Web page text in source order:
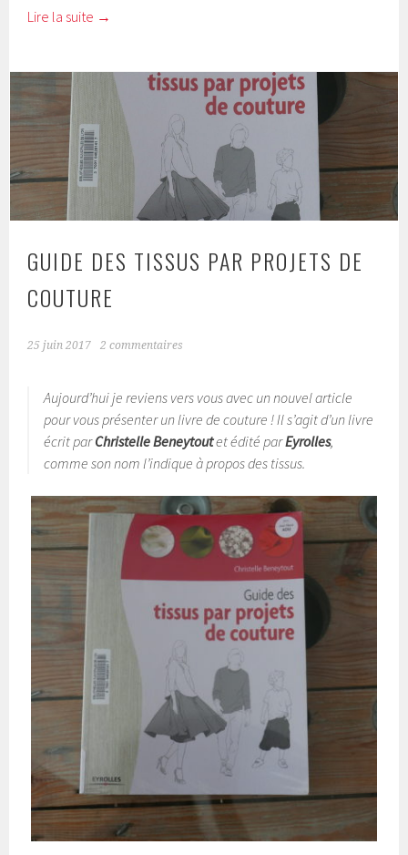
Lire la suite →
GUIDE DES TISSUS PAR PROJETS DE
COUTURE
25 juin 2017 2 commentaires
Aujourd’hui je reviens vers vous avec un nouvel article
pour vous présenter un livre de couture ! Il s’agit d’un livre
écrit parChristelle Beneytoutet édité parEyrolles,
comme son nom l’indique à propos des tissus.